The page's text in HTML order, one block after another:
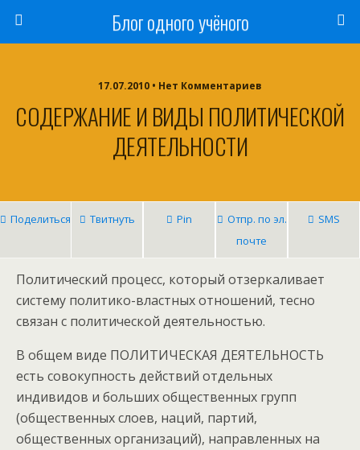
Блог одного учёного
17.07.2010 • Нет Комментариев
СОДЕРЖАНИЕ И ВИДЫ ПОЛИТИЧЕСКОЙ
ДЕЯТЕЛЬНОСТИ
Поделиться Твитнуть Pin
Отпр. по эл.
почте
SMS
Политический процесс, который отзеркаливает
систему политико-властных отношений, тесно
связан с политической деятельностью.
В общем виде ПОЛИТИЧЕСКАЯ ДЕЯТЕЛЬНОСТЬ
есть совокупность действий отдельных
индивидов и больших общественных групп
(общественных слоев, наций, партий,
общественных организаций), направленных на